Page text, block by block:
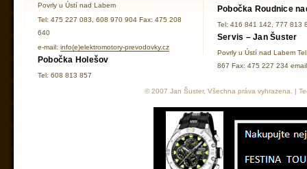
Povrly u Ústí nad Labem
Tel: 475 227 083, 608 970 904 Fax: 475 208
640
e-mail: info(e)elektromotory-prevodovky.cz
Pobočka Holešov
Tel: 608 813 857
Pobočka Roudnice
Tel: 416 841 142, 777 813
Servis – Jan Šuster
Povrly u Ústí nad Labem
867 Fax: 475 227 234
© 2007 Jan Šuster, Všechna práva vyhrazena. |